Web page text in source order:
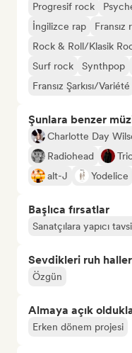
Progresif rock
İngilizce rap
Fransız
Rock & Roll/Klasik
Surf rock
Synthpop
Fransız Şarkısı/Variété
Şunlara benzer
Charlotte Day
Radiohead
alt-J
Yodelice
Başlıca fırsatlar
Sanatçılara yapıcı
Sevdikleri ruh
Özgün
Almaya açık
Erken dönem projesi